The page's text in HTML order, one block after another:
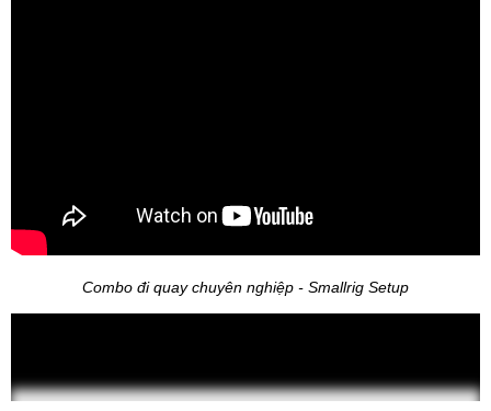
Combo đi quay chuyên nghiệp - Smallrig Setup